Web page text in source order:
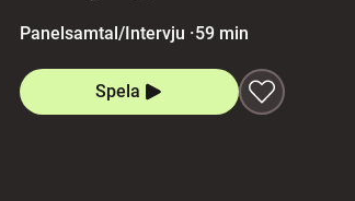
Panelsamtal/Intervju ·59 min
Spela